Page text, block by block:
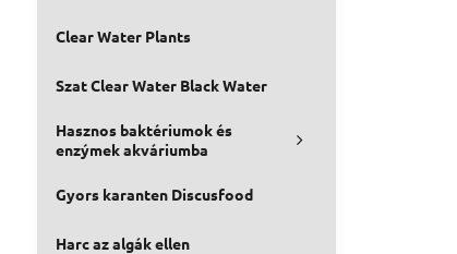
Clear Water Plants
Szat Clear Water Black Water
Hasznos baktériumok és
enzýmek akváriumba
Gyors karanten Discusfood
Harc az algák ellen